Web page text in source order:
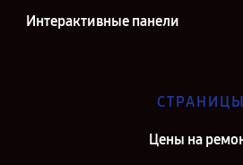
Интерактивные панели
СТРАНИЦЫ
Цены на